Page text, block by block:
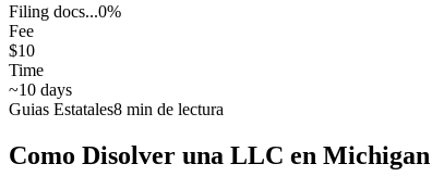
Filing docs...0%
Fee
$10
Time
~10 days
Guias Estatales8 min de lectura
Como Disolver una LLC en Michigan